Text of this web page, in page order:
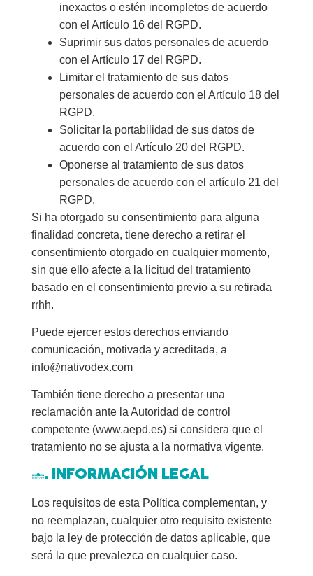
inexactos o estén incompletos de acuerdo
con el Artículo 16 del RGPD.
Suprimir sus datos personales de acuerdo
con el Artículo 17 del RGPD.
Limitar el tratamiento de sus datos
personales de acuerdo con el Artículo 18 del
RGPD.
Solicitar la portabilidad de sus datos de
acuerdo con el Artículo 20 del RGPD.
Oponerse al tratamiento de sus datos
personales de acuerdo con el artículo 21 del
RGPD.
Si ha otorgado su consentimiento para alguna
finalidad concreta, tiene derecho a retirar el
consentimiento otorgado en cualquier momento,
sin que ello afecte a la licitud del tratamiento
basado en el consentimiento previo a su retirada
rrhh.
Puede ejercer estos derechos enviando
comunicación, motivada y acreditada, a
info@nativodex.com
También tiene derecho a presentar una
reclamación ante la Autoridad de control
competente (www.aepd.es) si considera que el
tratamiento no se ajusta a la normativa vigente.
8. INFORMACIÓN LEGAL
Los requisitos de esta Política complementan, y
no reemplazan, cualquier otro requisito existente
bajo la ley de protección de datos aplicable, que
será la que prevalezca en cualquier caso.